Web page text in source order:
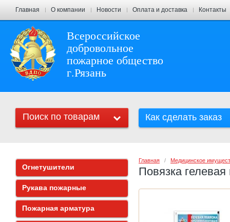
Главная О компании Новости Оплата и доставка Контакты
Всероссийское
добровольное
пожарное общество
г.Рязань
Поиск по товарам Как сделать заказ
Главная
   /
Медицинское
Повязка
Огнетушители
Рукава пожарные
Пожарная арматура